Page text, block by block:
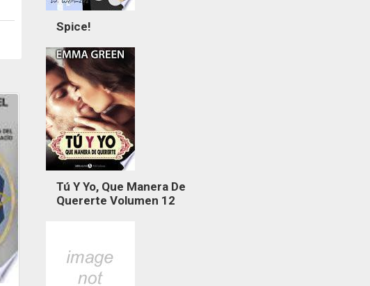
Spice!
Tú Y Yo, Que Manera De
Quererte Volumen 12